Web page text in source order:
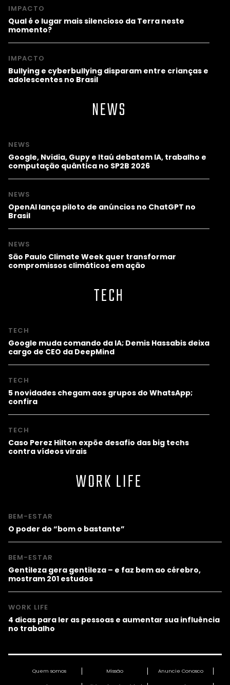
IMPACTO
Qual é o lugar mais silencioso da Terra neste
momento?
IMPACTO
Bullying e cyberbullying disparam entre crianças e
adolescentes no Brasil
NEWS
NEWS
Google, Nvidia, Gupy e Itaú debatem IA, trabalho e
computação quântica no SP2B 2026
NEWS
OpenAI lança piloto de anúncios no ChatGPT no
Brasil
NEWS
São Paulo Climate Week quer transformar
compromissos climáticos em ação
TECH
TECH
Google muda comando da IA; Demis Hassabis deixa
cargo de CEO da DeepMind
TECH
5 novidades chegam aos grupos do WhatsApp;
confira
TECH
Caso Perez Hilton expõe desafio das big techs
contra vídeos virais
WORK LIFE
BEM-ESTAR
O poder do “bom o bastante”
BEM-ESTAR
Gentileza gera gentileza – e faz bem ao cérebro,
mostram 201 estudos
WORK LIFE
4 dicas para ler as pessoas e aumentar sua influência
no trabalho
Quem somos Missão Anuncie Conosco